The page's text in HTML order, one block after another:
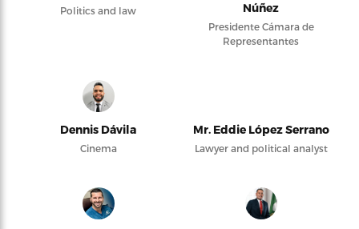
Politics and law
Núñez
Presidente Cámara de
Representantes
Dennis Dávila
Cinema
Mr. Eddie López Serrano
Lawyer and political analyst